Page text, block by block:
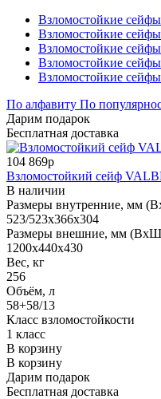
Взломостойкие
Взломостойкие
Взломостойкие
Взломостойкие
Взломостойкие
По алфавиту По
Дарим подарок
Бесплатная доставка
104 869р
Взломостойкий сейф
В наличии
Размеры внутренние, мм
523/523x366x304
Размеры внешние, мм
1200x440x430
Вес, кг
256
Объём, л
58+58/13
Класс взломостойкости
1 класс
В корзину
В корзину
Дарим подарок
Бесплатная доставка